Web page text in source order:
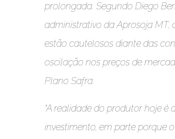
prolongada. Segundo Diego
administrativo da Aprosoja MT,
estão cautelosos diante das
oscilação nos preços de
Plano Safra.
“A realidade do produtor hoje é
investimento, em parte porque